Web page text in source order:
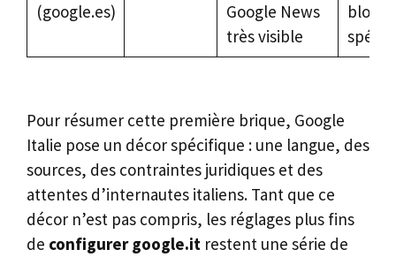
(google.es)
Google News
très visible
blogs
Pour résumer cette première brique, Google
Italie pose un décor spécifique : une langue, des
sources, des contraintes juridiques et des
attentes d’internautes italiens. Tant que ce
décor n’est pas compris, les réglages plus fins
de configurer google.it restent une série de